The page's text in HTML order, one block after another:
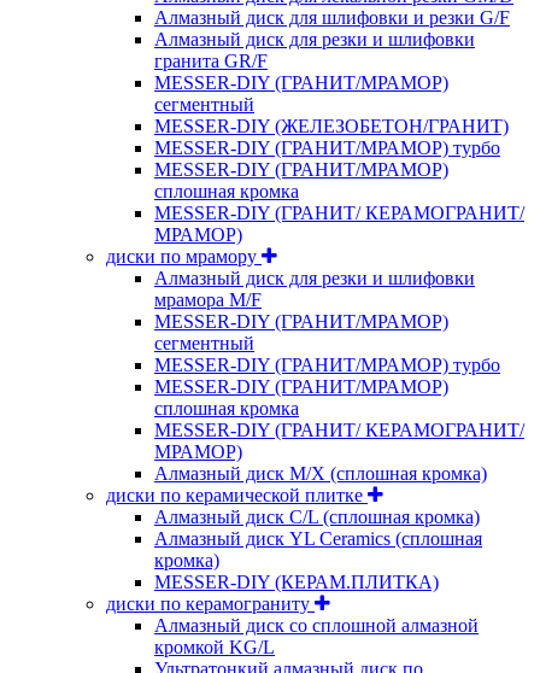
Алмазный диск для шлифовки и резки G/F
Алмазный диск для резки и шлифовки
гранита GR/F
MESSER-DIY (ГРАНИТ/МРАМОР)
сегментный
MESSER-DIY (ЖЕЛЕЗОБЕТОН/ГРАНИТ)
MESSER-DIY (ГРАНИТ/МРАМОР) турбо
MESSER-DIY (ГРАНИТ/МРАМОР)
сплошная кромка
MESSER-DIY (ГРАНИТ/ КЕРАМОГРАНИТ/
МРАМОР)
диски по мрамору
Алмазный диск для резки и шлифовки
мрамора M/F
MESSER-DIY (ГРАНИТ/МРАМОР)
сегментный
MESSER-DIY (ГРАНИТ/МРАМОР) турбо
MESSER-DIY (ГРАНИТ/МРАМОР)
сплошная кромка
MESSER-DIY (ГРАНИТ/ КЕРАМОГРАНИТ/
МРАМОР)
Алмазный диск M/X (сплошная кромка)
диски по керамической плитке
Алмазный диск C/L (сплошная кромка)
Алмазный диск YL Ceramics (сплошная
кромка)
MESSER-DIY (КЕРАМ.ПЛИТКА)
диски по керамограниту
Алмазный диск со сплошной алмазной
кромкой KG/L
Ультратонкий алмазный диск по